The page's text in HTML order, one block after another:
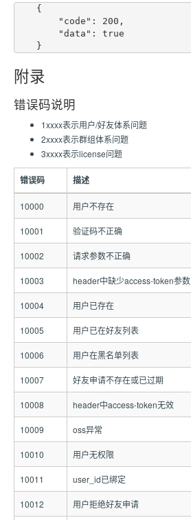
附录
错误码说明
1xxxx表示用户/好友体系问题
2xxxx表示群组体系问题
3xxxx表示license问题
错误码 描述
10000 用户不存在
10001 验证码不正确
10002 请求参数不正确
10003 header中缺少access-token参数
10004 用户已存在
10005 用户已在好友列表
10006 用户在黑名单列表
10007 好友申请不存在或已过期
10008 header中access-token无效
10009 oss异常
10010 用户无权限
10011 user_id已绑定
10012 用户拒绝好友申请